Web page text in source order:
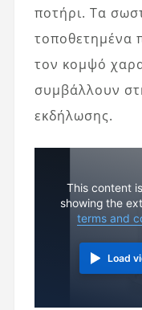
ποτήρι. Τα
τοποθετημένα
τον κομψό
συμβάλλουν
εκδήλωσης.
This content
showing the
terms and
Load